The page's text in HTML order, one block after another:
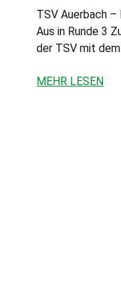
TSV Auerbach –
Aus in Runde 3
der TSV mit dem
MEHR LESEN